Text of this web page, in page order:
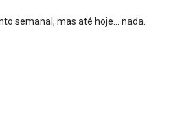
semanal, mas até hoje... nada.